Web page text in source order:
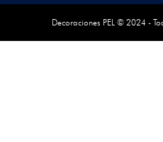
Decoraciones PEL © 2024 -